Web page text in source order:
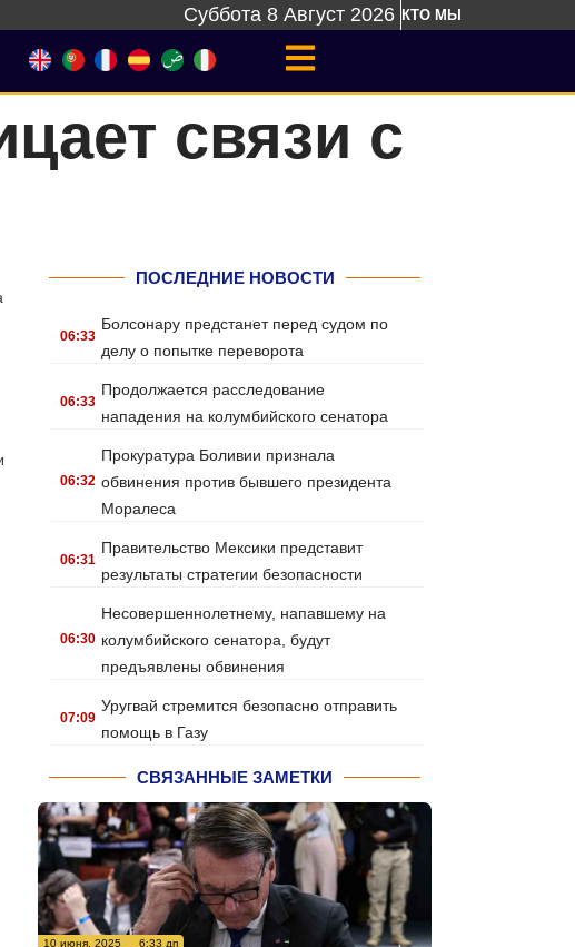
Суббота 8 Август 2026 КТО МЫ
связи с
ПОСЛЕДНИЕ НОВОСТИ
.06:33
Болсонару предстанет перед судом по
делу о попытке переворота
.06:33
Продолжается расследование
нападения на колумбийского сенатора
.06:32
Прокуратура Боливии признала
обвинения против бывшего президента
Моралеса
.06:31
Правительство Мексики представит
результаты стратегии безопасности
.06:30
Несовершеннолетнему, напавшему на
колумбийского сенатора, будут
предъявлены обвинения
.07:09
Уругвай стремится безопасно отправить
помощь в Газу
СВЯЗАННЫЕ ЗАМЕТКИ
10 июня, 2025 6:33 дп